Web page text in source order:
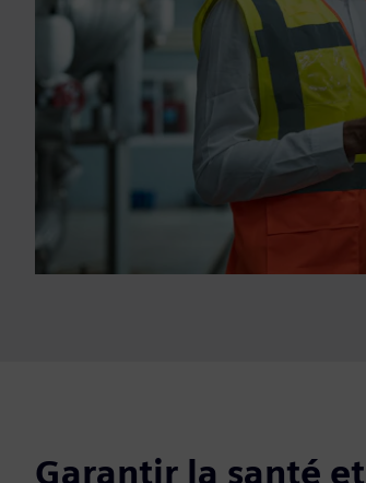
Garantir la santé